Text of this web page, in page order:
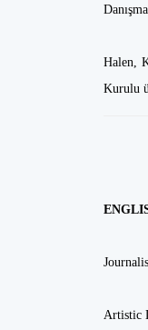
Halen,
Kurulu
Artistic